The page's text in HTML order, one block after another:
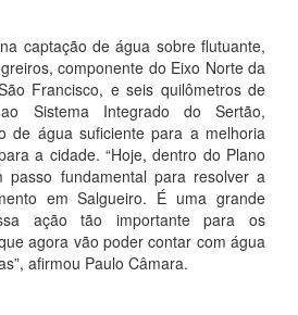
captação de água sobre flutuante,
componente do Eixo Norte da
Francisco, e seis quilômetros de
Sistema Integrado do Sertão,
de água suficiente para a melhoria
a cidade. “Hoje, dentro do Plano
passo fundamental para resolver a
em Salgueiro. É uma grande
ação tão importante para os
agora vão poder contar com água
afirmou Paulo Câmara.